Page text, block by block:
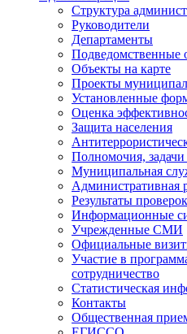
Структура
Руководители
Департаменты
Подведомственные
Объекты на карте
Проекты
Установленные
Оценка
Защита населения
Полномочия,
Муниципальная
Административная
Результаты проверок
Информационные
Учрежденные СМИ
Официальные
Участие в
сотрудничество
Статистическая
Контакты
Общественная